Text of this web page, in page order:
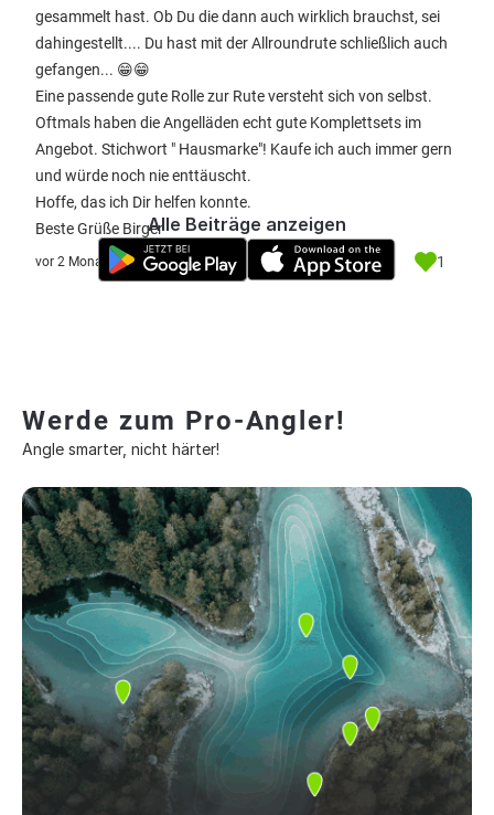
gesammelt hast. Ob Du die dann auch wirklich brauchst, sei
dahingestellt.... Du hast mit der Allroundrute schließlich auch
gefangen... 😁😁
Eine passende gute Rolle zur Rute versteht sich von selbst.
Oftmals haben die Angelläden echt gute Komplettsets im
Angebot. Stichwort " Hausmarke"! Kaufe ich auch immer gern
und würde noch nie enttäuscht.
Hoffe, das ich Dir helfen konnte.
Beste Grüße Birger
vor 2 Monate 1
Alle Beiträge anzeigen
Werde zum Pro-Angler!
Angle smarter, nicht härter!